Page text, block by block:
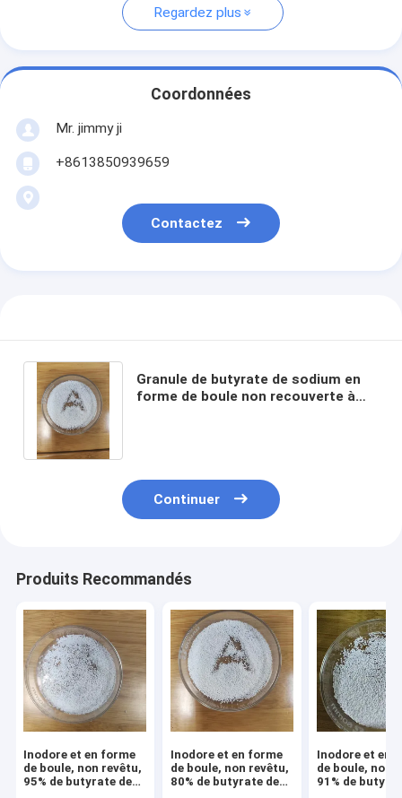
Regardez plus
Coordonnées
Mr. jimmy ji
+8613850939659
Contactez
Granule de butyrate de sodium en
forme de boule non recouverte à
Continuer
Produits Recommandés
Inodore et en forme
de boule, non revêtu,
95% de butyrate de
Inodore et en forme
de boule, non revêtu,
80% de butyrate de
Inodore et en
de boule, non
91% de